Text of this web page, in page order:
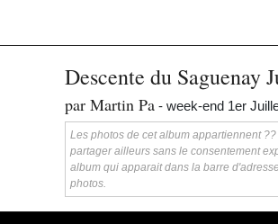
Descente du Saguenay
par Martin Pa - week-end 1er
Les photos de cet album appartiennent
partager ailleurs sans le consentement
album qui apparait dans la barre
photos.